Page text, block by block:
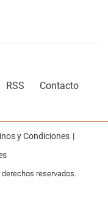
RSS
Contacto
y Condiciones
reservados.